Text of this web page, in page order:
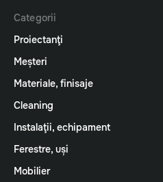
Categorii
Proiectanţi
Meșteri
Materiale, finisaje
Cleaning
Instalaţii, echipament
Ferestre, uși
Mobilier